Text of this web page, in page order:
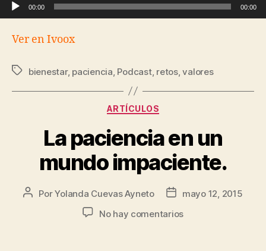
00:00 00:00
Ver en Ivoox
bienestar, paciencia, Podcast, retos,valores
ARTÍCULOS
La paciencia en un
mundo impaciente.
PorYolanda Cuevas Ayneto
mayo 12, 2015
No hay comentarios